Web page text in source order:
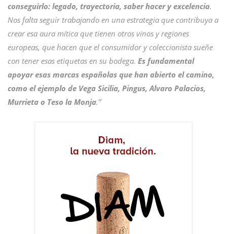
conseguirlo: legado, trayectoria, saber hacer y excelencia.
Nos falta seguir trabajando en una estrategia que contribuya a
crear esa aura mítica que tienen otros vinos y regiones
europeas, que hacen que el consumidor y coleccionista sueñe
con tener esas etiquetas en su bodega. Es fundamental
apoyar esas marcas españolas que han abierto el camino,
como el ejemplo de Vega Sicilia, Pingus, Alvaro Palacios,
Murrieta o Teso la Monja.”